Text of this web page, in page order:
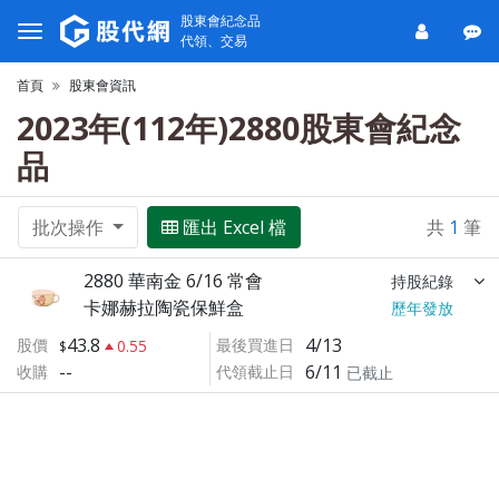
股東會紀念品
代領、交易
首頁 股東會資訊
2023年(112年)2880股東會紀念
品
批次操作 匯出 Excel 檔 共 1 筆
2880 華南金 6/16 常會 持股紀錄
卡娜赫拉陶瓷保鮮盒
歷年發放
股價
43.8
0.55
收購 --
最後買進日 4/13
代領截止日 6/11 已截止